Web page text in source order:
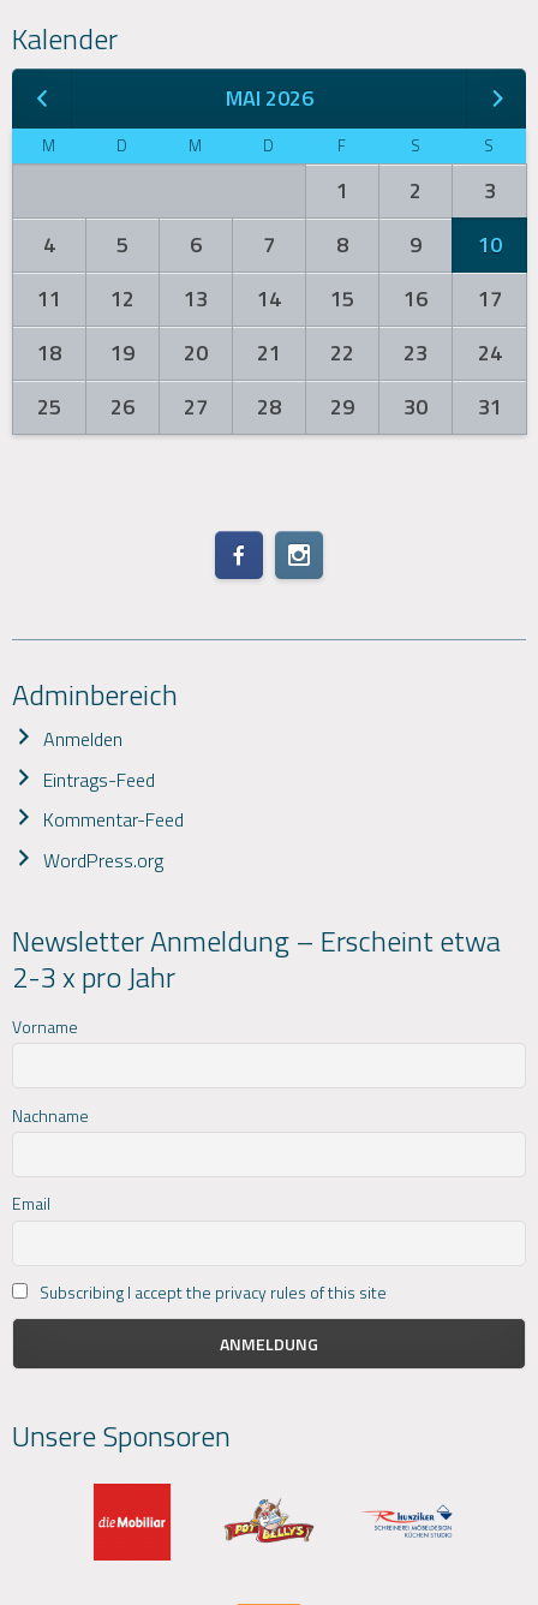
Kalender
MAI 2026
M D M D F S S
1 2
3
4
5 6 7 8 9
10
11
12 13 14 15 16
17
18
19 20 21 22 23
24
25
26 27 28 29 30 31
Adminbereich
Anmelden
Eintrags-Feed
Kommentar-Feed
WordPress.org
Newsletter Anmeldung – Erscheint etwa
2-3 x pro Jahr
Vorname
Nachname
Email
Subscribing I accept the privacy rules of this site
Unsere Sponsoren